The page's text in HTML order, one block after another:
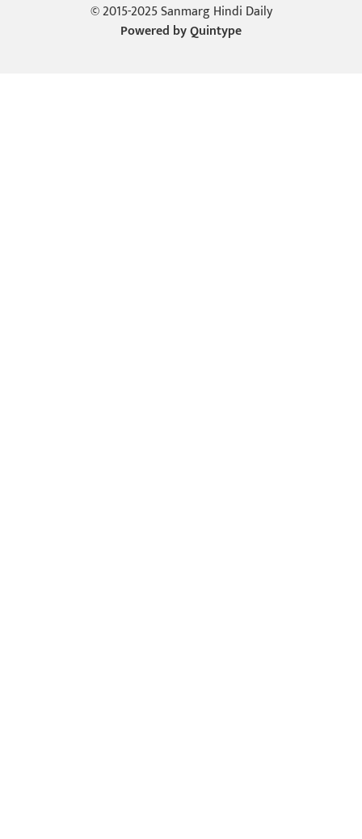
© 2015-2025 Sanmarg Hindi Daily
Powered byQuintype